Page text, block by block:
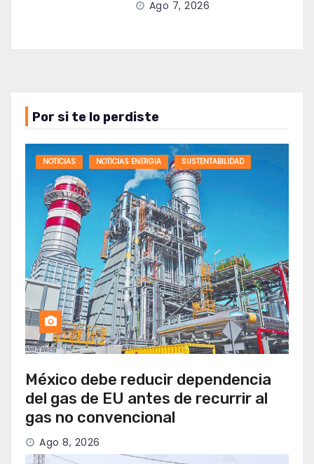
Ago 7, 2026
Por si te lo perdiste
NOTICIAS NOTICIAS ENERGIA SUSTENTABILIDAD
México debe reducir dependencia
del gas de EU antes de recurrir al
gas no convencional
Ago 8, 2026